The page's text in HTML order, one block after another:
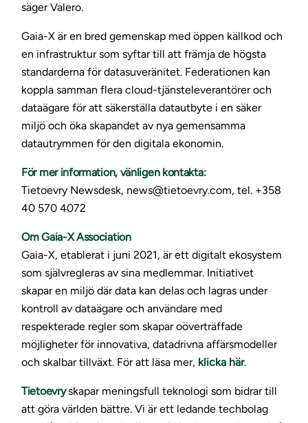
säger Valero.
Gaia-X är en bred gemenskap med öppen källkod och
en infrastruktur som syftar till att främja de högsta
standarderna för datasuveränitet. Federationen kan
koppla samman flera cloud-tjänsteleverantörer och
dataägare för att säkerställa datautbyte i en säker
miljö och öka skapandet av nya gemensamma
datautrymmen för den digitala ekonomin.
För mer information, vänligen kontakta:
Tietoevry Newsdesk, news@tietoevry.com, tel. +358
40 570 4072
Om Gaia-X Association
Gaia-X, etablerat i juni 2021, är ett digitalt ekosystem
som självregleras av sina medlemmar. Initiativet
skapar en miljö där data kan delas och lagras under
kontroll av dataägare och användare med
respekterade regler som skapar oöverträffade
möjligheter för innovativa, datadrivna affärsmodeller
och skalbar tillväxt. För att läsa mer, klicka här.
Tietoevryskapar meningsfull teknologi som bidrar till
att göra världen bättre. Vi är ett ledande techbolag